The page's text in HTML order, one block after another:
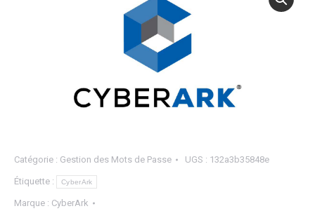
Catégorie : Gestion des Mots de Passe UGS : 132a3b35848e
Étiquette : CyberArk
Marque : CyberArk